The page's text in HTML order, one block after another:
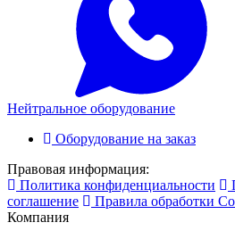
Нейтральное оборудование
Оборудование на заказ
Правовая информация:
Политика конфиденциальности
соглашение
Правила обработки
Компания